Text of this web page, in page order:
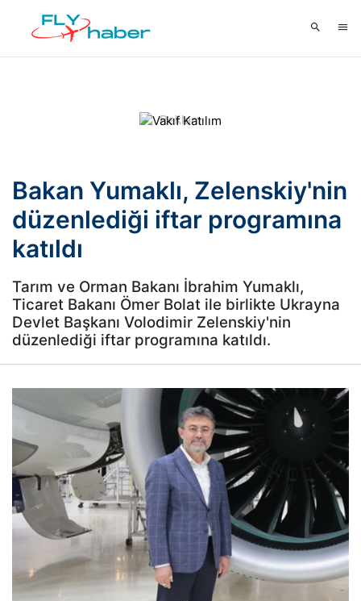
Bakan Yumaklı, Zelenskiy'nin
düzenlediği iftar programına
katıldı
Tarım ve Orman Bakanı İbrahim Yumaklı,
Ticaret Bakanı Ömer Bolat ile birlikte Ukrayna
Devlet Başkanı Volodimir Zelenskiy'nin
düzenlediği iftar programına katıldı.